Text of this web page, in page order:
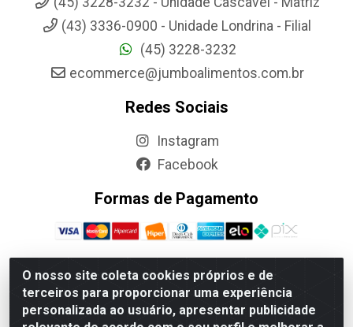
O nosso site coleta cookies próprios e de
terceiros para proporcionar uma experiência
personalizada ao usuário, apresentar publicidade
(43) 3336-0900 - Unidade Londrina - Filial
(45) 3228-3232
ecommerce@jumboalimentos.com.br
Redes Sociais
Instagram
Facebook
Formas de Pagamento
Jumbo Alimentos Cascavel - Matriz - Rua Itatiba Do Sul, 161 -
Santos Dumont, Cascavel-PR - CEP 85804-700- CNPJ